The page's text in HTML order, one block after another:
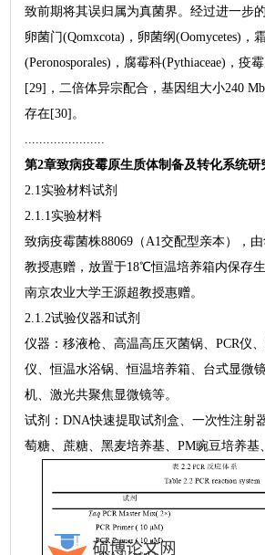
致前期将其误归属为真菌界。经过进一步
卵菌门(Qomxcota)，卵菌纲(Oomycetes)，
(Peronosporales)，腐霉科(Pythiaceae)，疫
[29]，二倍体异宗配合，基因组大小240
存在[30]。
第2章致病疫霉原生质体制备及转化系统研
2.1实验材料试剂
2.1.1实验材料
致病疫霉菌株88069（A1交配型亲本），
教授惠赠，放置于18℃恒温培养箱内保存
南京农业大学王源超教授惠赠。
2.1.2试验仪器和试剂
仪器：移液枪、高温高压灭菌锅、PCR仪
仪、恒温水浴锅、恒温培养箱、台式显微
机、激光共聚焦显微镜等。
试剂：DNA快速提取试剂盒、一次性注射
萄糖、蔗糖、黑麦培养基、PM豌豆培养基